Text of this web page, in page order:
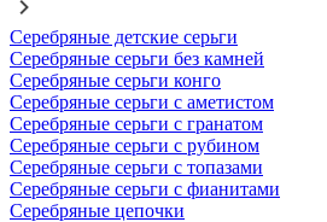
Серебряные детские серьги
Серебряные серьги без камней
Серебряные серьги конго
Серебряные серьги с аметистом
Серебряные серьги с гранатом
Серебряные серьги с рубином
Серебряные серьги с топазами
Серебряные серьги с фианитами
Серебряные цепочки